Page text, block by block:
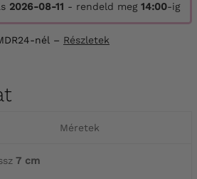
2026-08-11 - rendeld meg 14:00-ig
nél – Részletek
Méretek
7 cm